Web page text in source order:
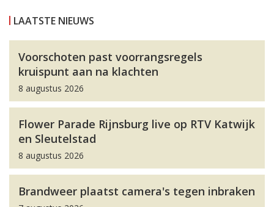
LAATSTE NIEUWS
Voorschoten past voorrangsregels
kruispunt aan na klachten
8 augustus 2026
Flower Parade Rijnsburg live op RTV Katwijk
en Sleutelstad
8 augustus 2026
Brandweer plaatst camera's tegen inbraken